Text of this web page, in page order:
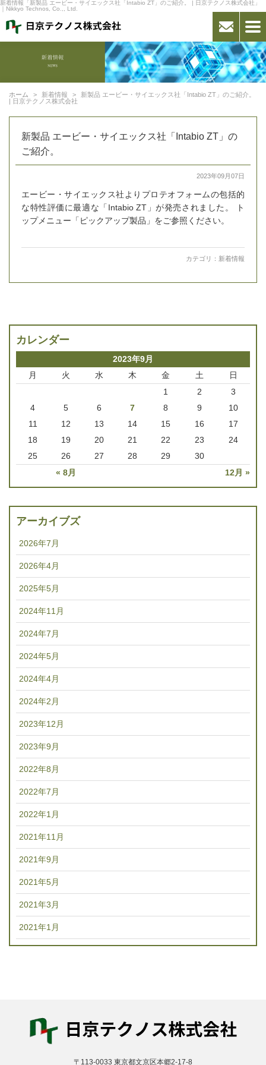
新着情報「新製品 エービー・サイエックス社「Intabio ZT」のご紹介。 | 日京テクノス株式会社」
｜Nikkyo Technos, Co.,, Ltd.
ホーム 新着情報
新製品 エービー・サイエックス社「Intabio ZT」のご紹介。
| 日京テクノス株式会社
新製品 エービー・サイエックス社「Intabio ZT」の
ご紹介。
2023年09月07日
エービー・サイエックス社よりプロテオフォームの包括的
な特性評価に最適な「Intabio ZT」が発売されました。 ト
ップメニュー「ピックアップ製品」をご参照ください。
カテゴリ： 新着情報
カレンダー
2023年9月
月
火 水 木 金 土 日
« 8月 12月 »
1 2
3
4
5 6 7 8 9
10
11
12 13 14 15 16
17
18
19 20 21 22 23
24
25
26 27 28 29 30
アーカイブズ
2026年7月
2026年4月
2025年5月
2024年11月
2024年7月
2024年5月
2024年4月
2024年2月
2023年12月
2023年9月
2022年8月
2022年7月
2022年1月
2021年11月
2021年9月
2021年5月
2021年3月
2021年1月
〒113-0033 東京都文京区本郷2-17-8